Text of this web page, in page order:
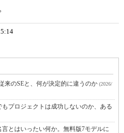
来のSEと、何が決定的に違うのか (2026/
プロジェクトは成功しないのか、ある
とはいったい何か。無料版7モデルに